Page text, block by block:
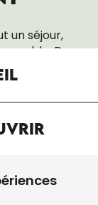
un séjour,
Du
en passant
ou les
est là pour
réveils